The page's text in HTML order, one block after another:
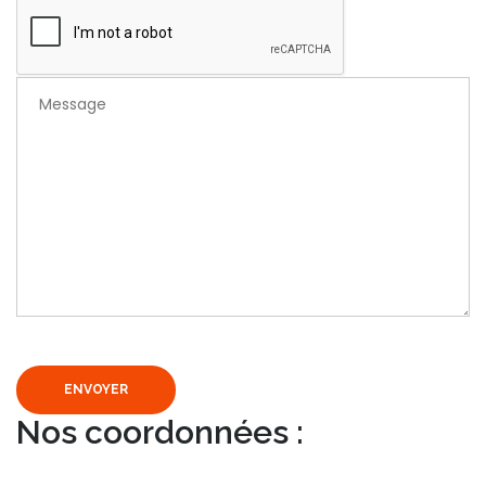
ENVOYER
Nos coordonnées :